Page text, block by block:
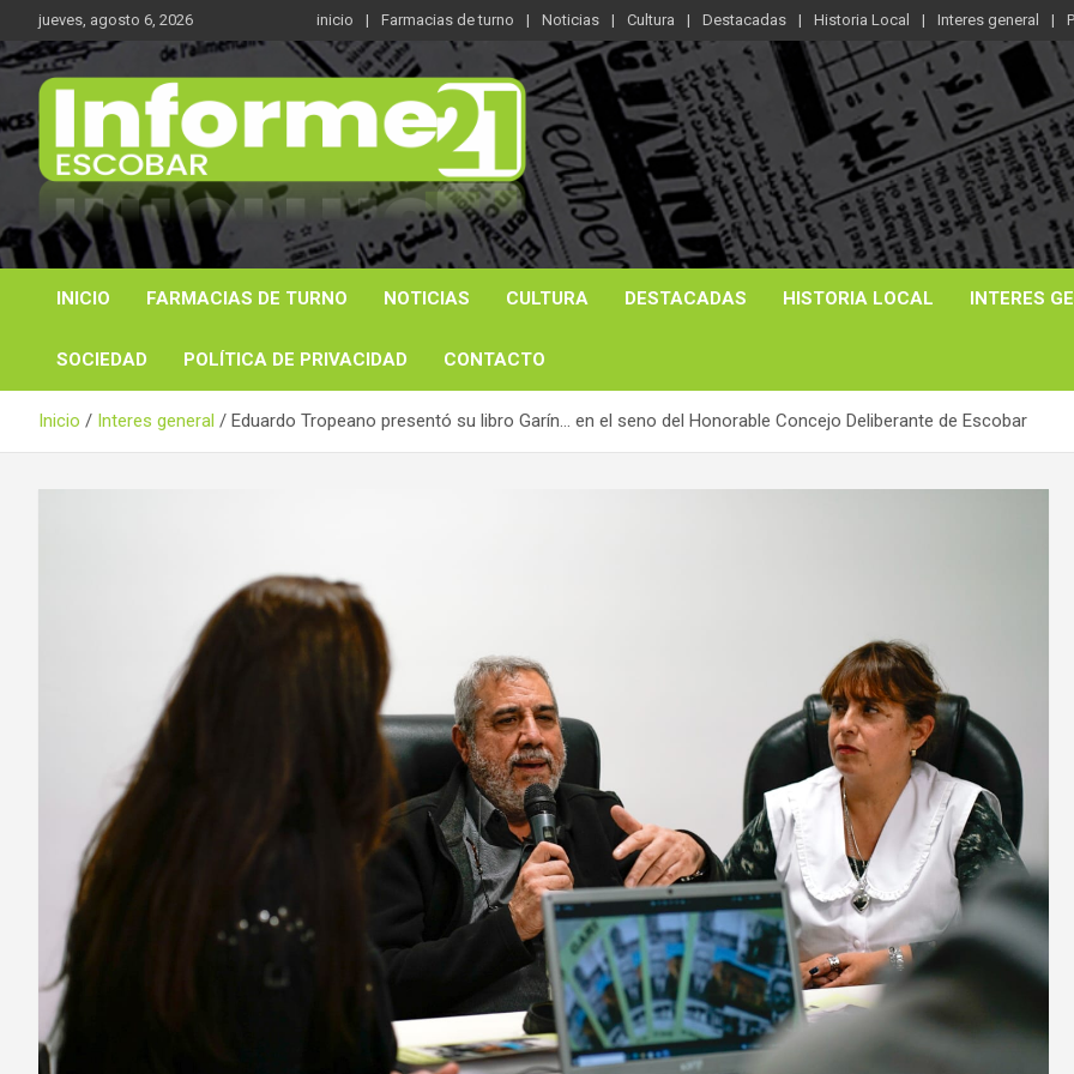
Saltar
al
contenido
jueves, agosto 6, 2026 inicio Farmacias de turno Noticias Cultura Destacadas Historia Local Interes general
Informe 21
Noticas reales
INICIO FARMACIAS DE TURNO NOTICIAS CULTURA DESTACADAS HISTORIA LOCAL INTERES
SOCIEDAD POLÍTICA DE PRIVACIDAD CONTACTO
Inicio Interes general Eduardo Tropeano presentó su libro Garín… en el seno del Honorable Concejo Deliberante de Escobar